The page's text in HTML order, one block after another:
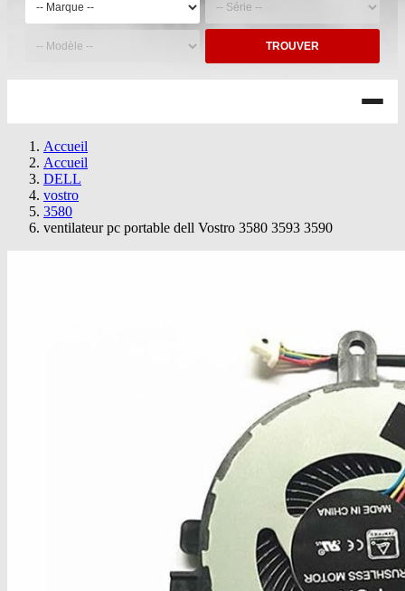
TROUVER
Accueil
Accueil
DELL
vostro
3580
ventilateur pc portable dell Vostro 3580 3593 3590